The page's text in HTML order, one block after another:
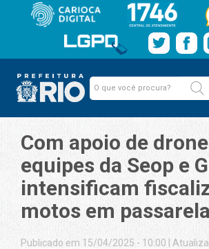
Com apoio de
equipes da Seop e
intensificam
motos em
Publicado em 15/04/2025 - 10:00